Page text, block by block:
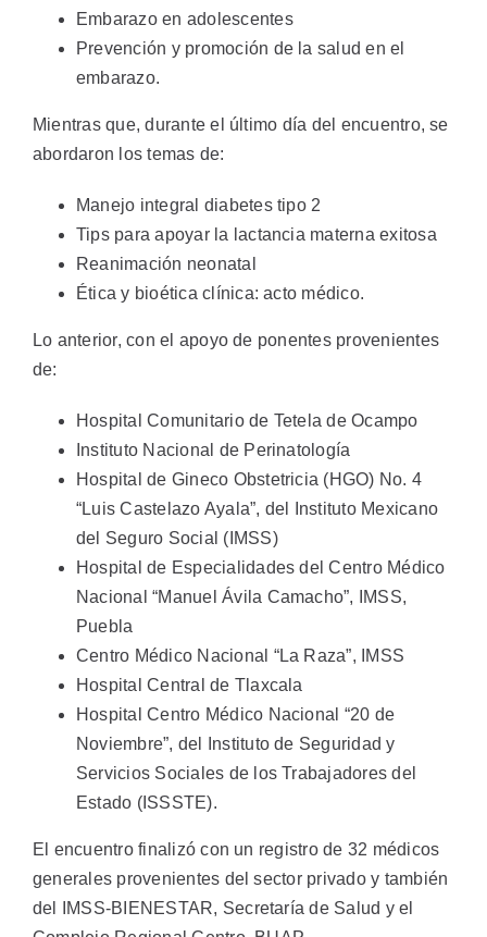
Embarazo en adolescentes
Prevención y promoción de la salud en el
embarazo.
Mientras que, durante el último día del encuentro, se
abordaron los temas de:
Manejo integral diabetes tipo 2
Tips para apoyar la lactancia materna exitosa
Reanimación neonatal
Ética y bioética clínica: acto médico.
Lo anterior, con el apoyo de ponentes provenientes
de:
Hospital Comunitario de Tetela de Ocampo
Instituto Nacional de Perinatología
Hospital de Gineco Obstetricia (HGO) No. 4
“Luis Castelazo Ayala”, del Instituto Mexicano
del Seguro Social (IMSS)
Hospital de Especialidades del Centro Médico
Nacional “Manuel Ávila Camacho”, IMSS,
Puebla
Centro Médico Nacional “La Raza”, IMSS
Hospital Central de Tlaxcala
Hospital Centro Médico Nacional “20 de
Noviembre”, del Instituto de Seguridad y
Servicios Sociales de los Trabajadores del
Estado (ISSSTE).
El encuentro finalizó con un registro de 32 médicos
generales provenientes del sector privado y también
del IMSS-BIENESTAR, Secretaría de Salud y el